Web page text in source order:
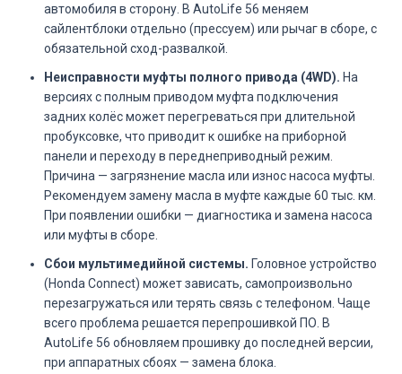
автомобиля в сторону. В AutoLife 56 меняем
сайлентблоки отдельно (прессуем) или рычаг в сборе, с
обязательной сход-развалкой.
Неисправности муфты полного привода (4WD). На
версиях с полным приводом муфта подключения
задних колёс может перегреваться при длительной
пробуксовке, что приводит к ошибке на приборной
панели и переходу в переднеприводный режим.
Причина — загрязнение масла или износ насоса муфты.
Рекомендуем замену масла в муфте каждые 60 тыс. км.
При появлении ошибки — диагностика и замена насоса
или муфты в сборе.
Сбои мультимедийной системы. Головное устройство
(Honda Connect) может зависать, самопроизвольно
перезагружаться или терять связь с телефоном. Чаще
всего проблема решается перепрошивкой ПО. В
AutoLife 56 обновляем прошивку до последней версии,
при аппаратных сбоях — замена блока.